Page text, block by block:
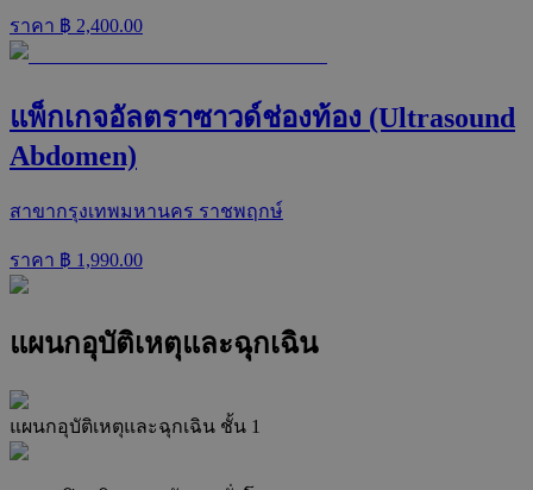
ราคา ฿ 2,400.00
แพ็กเกจอัลตราซาวด์ช่องท้อง (Ultrasound
Abdomen)
สาขากรุงเทพมหานคร ราชพฤกษ์
ราคา ฿ 1,990.00
แผนกอุบัติเหตุและฉุกเฉิน
แผนกอุบัติเหตุและฉุกเฉิน ชั้น 1